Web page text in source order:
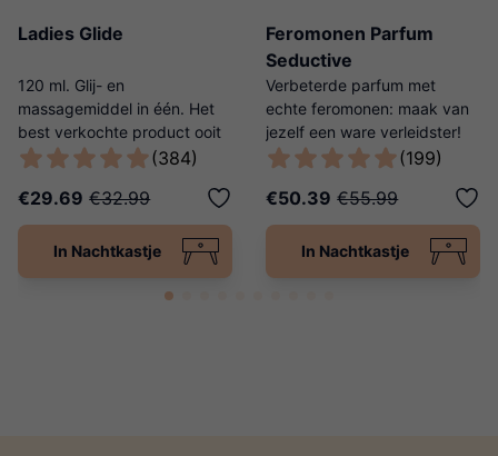
Ladies Glide
120 ml. Glij- en
massagemiddel in één. Het
best verkochte product ooit
van Ladies Night! (384)
€29.69 €32.99
In Nachtkastje
Feromonen Parfum
Seductive
Verbeterde parfum met
echte feromonen: maak van
jezelf een ware verleidster!
(199)
€50.39 €55.99
In Nachtkastje